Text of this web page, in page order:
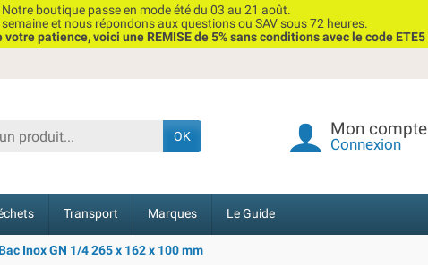
Notre boutique passe en mode été du 03 au 21 août.
et nous répondons aux questions ou SAV sous 72 heures.
patience, voici une REMISE de 5% sans conditions avec le code ETE5
OK Mon compte
Connexion
Transport Marques Le Guide
Inox GN 1/4 265 x 162 x 100 mm